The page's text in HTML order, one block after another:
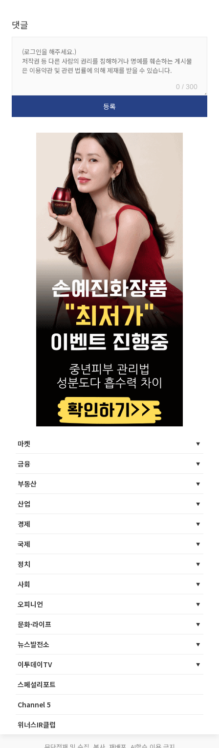
댓글
0 / 300
마켓
금융
부동산
산업
경제
국제
정치
사회
오피니언
문화·라이프
뉴스발전소
이투데이TV
스페셜리포트
Channel 5
위너스IR클럽